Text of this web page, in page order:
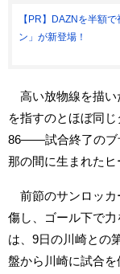
【PR】DAZNを半額
ン」が新登場！
高い放物線を描い
を指すのとほぼ同
86――試合終了のブ
那の間に生まれたヒ
前節のサンロッカ
傷し、ゴール下で
は、9日の川崎との
盤から川崎に試合